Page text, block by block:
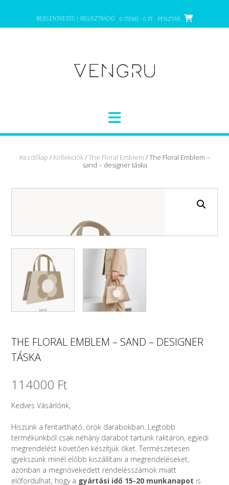
content
BEJELENTKEZÉS | REGISZTRÁCIÓ 0 ITEMS - 0 FT PÉNZTÁR
Kezdőlap / Kollekciók/The Floral Emblem / The Floral Emblem –
sand – designer táska
THE FLORAL EMBLEM – SAND – DESIGNER
TÁSKA
114000 Ft
Kedves Vásárlónk,
Hiszünk a fentartható, örök darabokban. Legtöbb
termékünkből csak néhány darabot tartunk raktáron, egyedi
megrendelést követően készítjük őket. Természetesen
igyekszünk minél előbb kiszállítani a megrendeléseket,
azonban a megnövekedett rendelésszámok miatt
előfordulhat, hogy a gyártási idő 15-20 munkanapot is